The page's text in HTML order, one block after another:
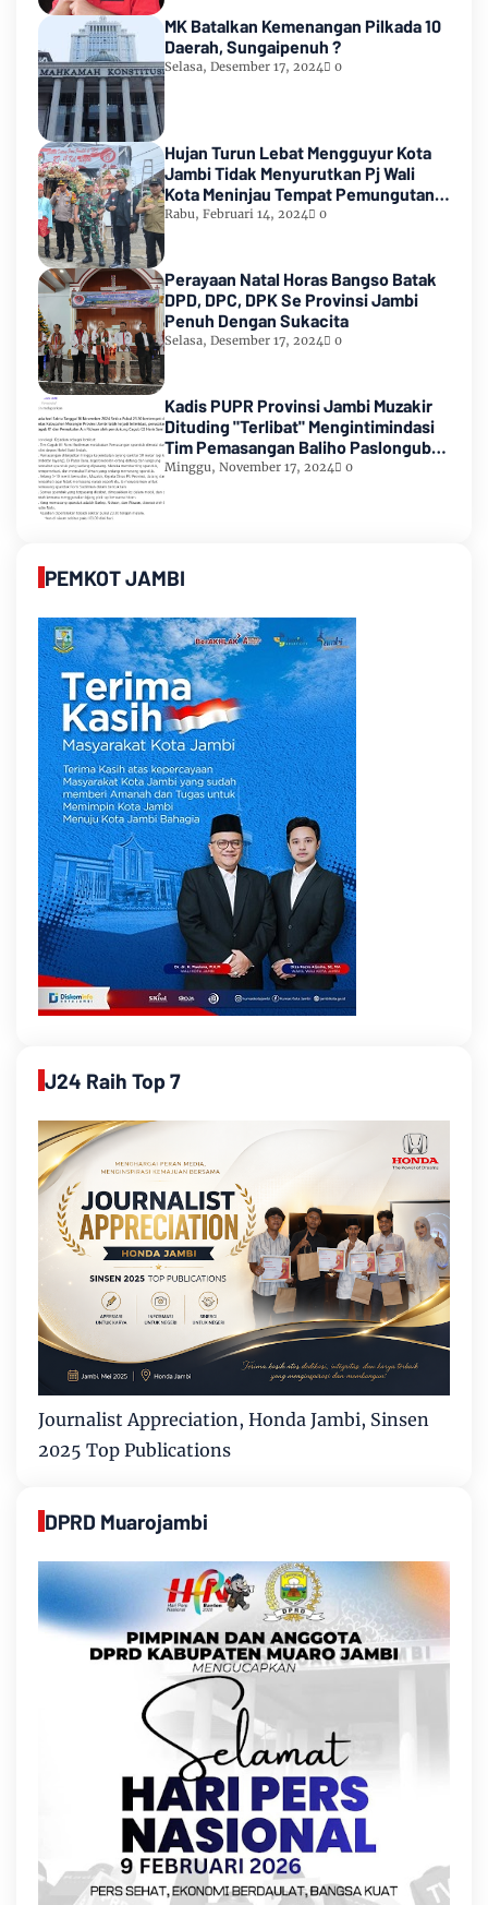
MK Batalkan Kemenangan Pilkada 10
Daerah, Sungaipenuh ?
Selasa, Desember 17, 2024 0
Hujan Turun Lebat Mengguyur Kota
Jambi Tidak Menyurutkan Pj Wali
Kota Meninjau Tempat Pemungutan
Suara Pemilu 2024
Rabu, Februari 14, 2024 0
Perayaan Natal Horas Bangso Batak
DPD, DPC, DPK Se Provinsi Jambi
Penuh Dengan Sukacita
Selasa, Desember 17, 2024 0
Kadis PUPR Provinsi Jambi Muzakir
Dituding "Terlibat" Mengintimindasi
Tim Pemasangan Baliho Paslongub
Romi-Sudirman
Minggu, November 17, 2024 0
PEMKOT JAMBI
J24 Raih Top 7
Journalist Appreciation, Honda Jambi, Sinsen
2025 Top Publications
DPRD Muarojambi